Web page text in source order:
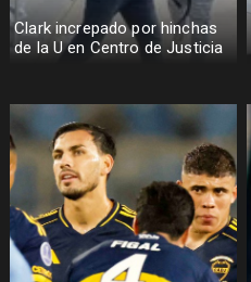
Clark increpado por hinchas
de la U en Centro de Justicia